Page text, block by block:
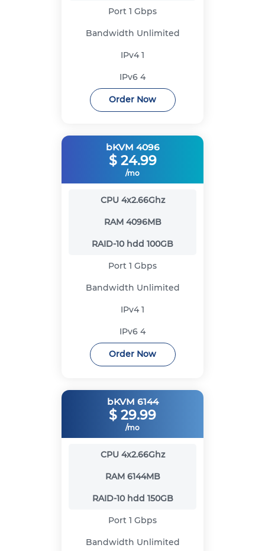
Port 1 Gbps
Bandwidth Unlimited
IPv41
IPv6 4
Order Now
bKVM 4096
$ 24.99
/mo
CPU 4x2.66Ghz
RAM 4096MB
RAID-10 hdd 100GB
Port 1 Gbps
Bandwidth Unlimited
IPv41
IPv6 4
Order Now
bKVM 6144
$ 29.99
/mo
CPU 4x2.66Ghz
RAM 6144MB
RAID-10 hdd 150GB
Port 1 Gbps
Bandwidth Unlimited